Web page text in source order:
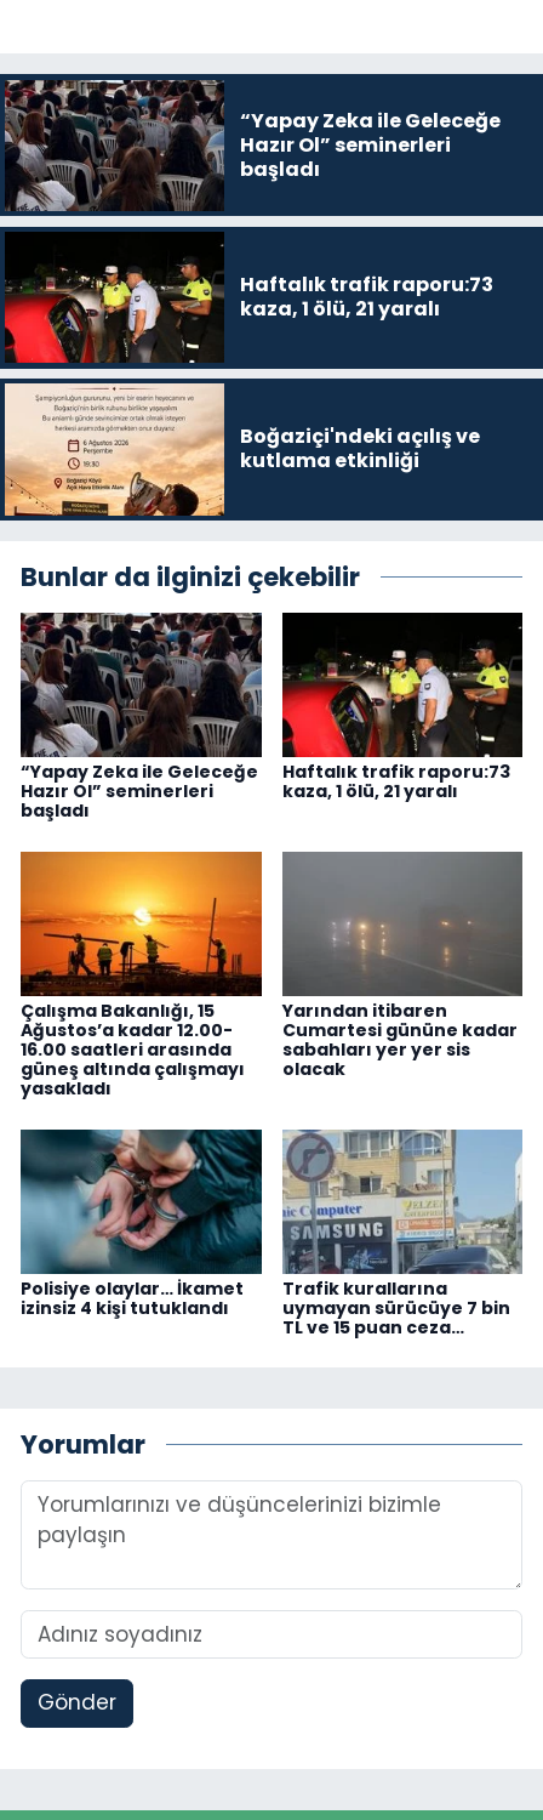
“Yapay Zeka ile Geleceğe
Hazır Ol” seminerleri
başladı
Haftalık trafik raporu:73
kaza, 1 ölü, 21 yaralı
Boğaziçi'ndeki açılış ve
kutlama etkinliği
Bunlar da ilginizi çekebilir
“Yapay Zeka ile Geleceğe
Hazır Ol” seminerleri
başladı
Haftalık trafik raporu:73
kaza, 1 ölü, 21 yaralı
Çalışma Bakanlığı, 15
Ağustos’a kadar 12.00-
16.00 saatleri arasında
güneş altında çalışmayı
yasakladı
Yarından itibaren
Cumartesi gününe kadar
sabahları yer yer sis
olacak
Polisiye olaylar… İkamet
izinsiz 4 kişi tutuklandı
Trafik kurallarına
uymayan sürücüye 7 bin
TL ve 15 puan ceza…
Yorumlar
Gönder